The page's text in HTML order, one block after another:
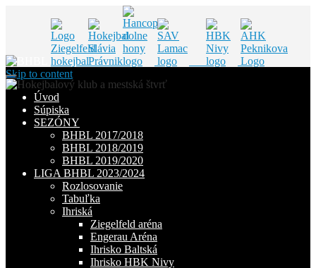
Skip to content
Úvod
Súpiska
SEZÓNY
BHBL 2017/2018
BHBL 2018/2019
BHBL 2019/2020
LIGA BHBL 2023/2024
Rozlosovanie
Tabuľka
Ihriská
Ziegelfeld aréna
Engerau Aréna
Ihrisko Baltská
Ihrisko HBK Nivy